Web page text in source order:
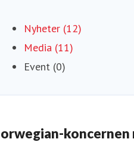
Nyheter (12)
Media (11)
Event (0)